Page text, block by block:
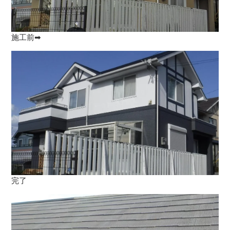
施工前➡
完了